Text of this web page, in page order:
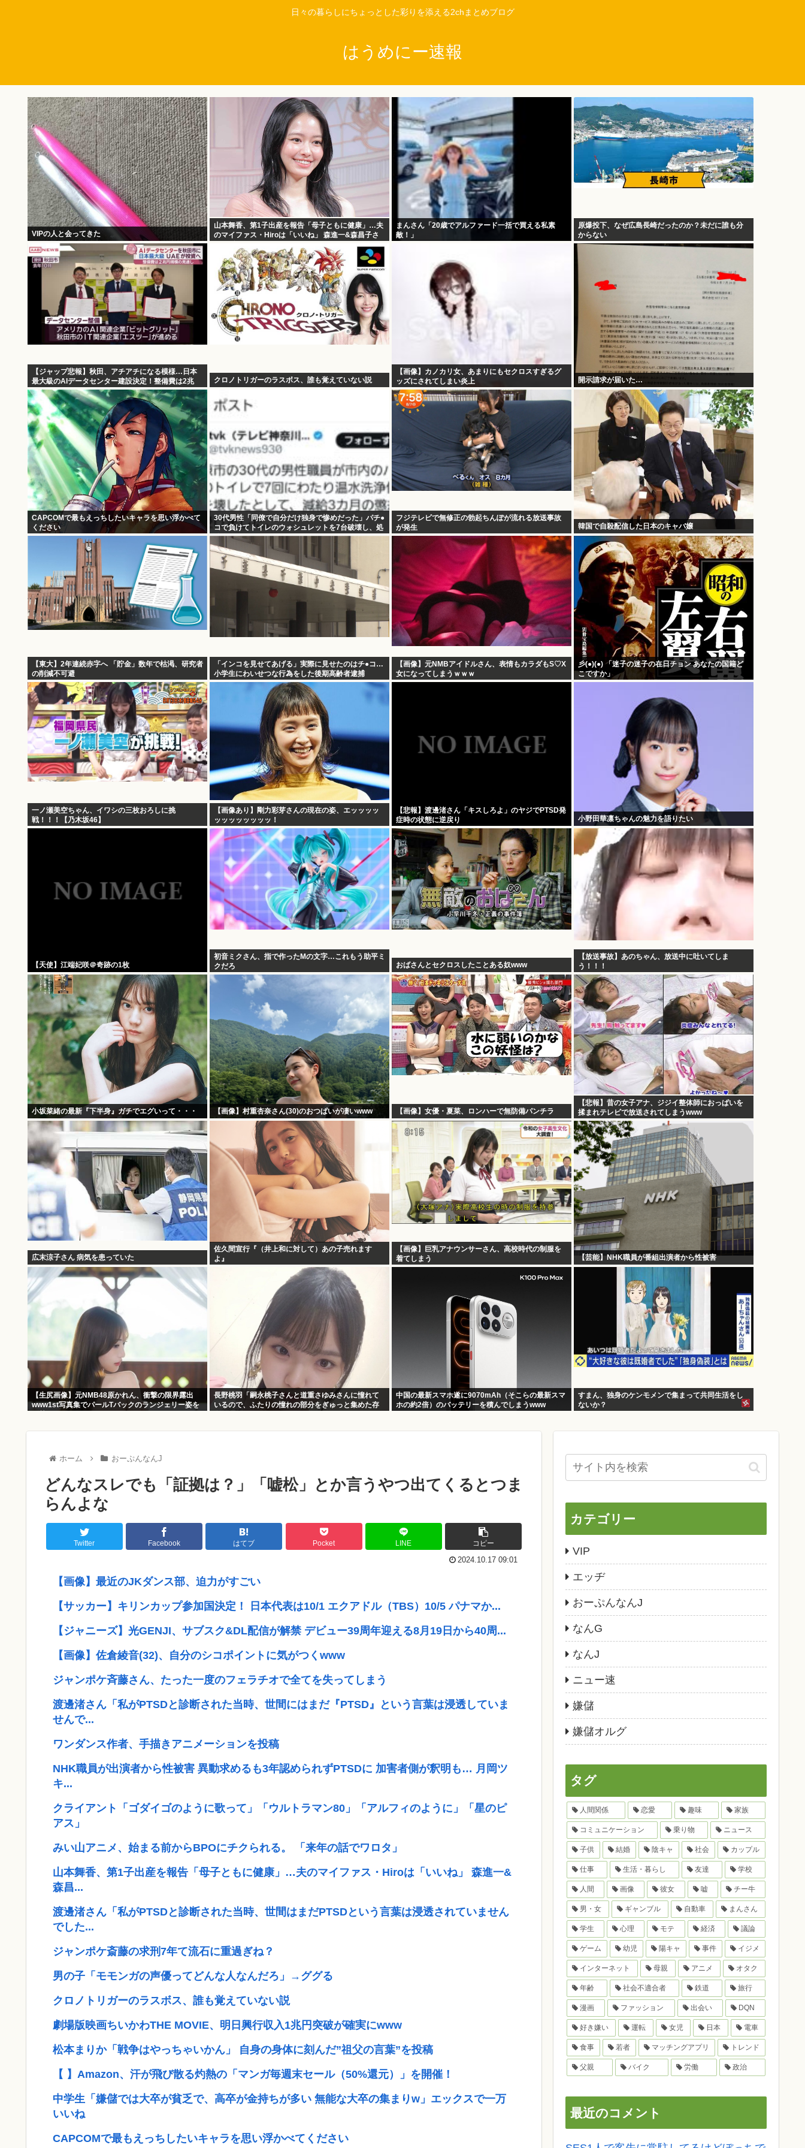
日々の暮らしにちょっとした彩りを添える2chまとめブログ
はうめにー速報
VIPの人と会ってきた
山本舞香、第1子出産を報告「母子ともに健康」…夫
のマイファス・Hiroは「いいね」 森進一&森昌子さ
まんさん「20歳でアルファード一括で買える私素
敵！」
原爆投下、なぜ広島長崎だったのか？未だに誰も分
からない
【ジャップ悲報】秋田、アチアチになる模様…日本
最大級のAIデータセンター建設決定！整備費は2兆
円！
クロノトリガーのラスボス、誰も覚えていない説
【画像】カノカリ女、あまりにもセクロスすぎるグ
ッズにされてしまい炎上
wxwxwxwxwxwxwxwxxxwx
開示請求が届いた…
CAPCOMで最もえっちしたいキャラを思い浮かべて
ください
30代男性「同僚で自分だけ独身で惨めだった」パチ●
コで負けてトイレのウォシュレットを7台破壊し、処
分
フジテレビで無修正の勃起ちんぽが流れる放送事故
が発生
韓国で自殺配信した日本のキャバ嬢
【東大】2年連続赤字へ 「貯金」数年で枯渇、研究者
の削減不可避
「インコを見せてあげる」実際に見せたのはチ●コ…
小学生にわいせつな行為をした後期高齢者逮捕
【画像】元NMBアイドルさん、表情もカラダもS♡X
女になってしまうｗｗｗ
彡(●)(●) 「迷子の迷子の在日チョン あなたの国籍ど
こですか」
一ノ瀬美空ちゃん、イワシの三枚おろしに挑
戦！！！【乃木坂46】
【画像あり】剛力彩芽さんの現在の姿、エッッッッ
ッッッッッッッッ！
【悲報】渡邊渚さん「キスしろよ」のヤジでPTSD発
症時の状態に逆戻り
小野田華凛ちゃんの魅力を語りたい
【天使】江端妃咲＠奇跡の1枚
初音ミクさん、指で作ったMの文字…これもう助平ミ
クだろ
おばさんとセクロスしたことある奴www
【放送事故】あのちゃん、放送中に吐いてしま
う！！！
小坂菜緒の最新『下半身』ガチでエグいって・・・ 【画像】村重杏奈さん(30)のおつぱいが凄いwww 【画像】女優・夏菜、ロンハーで無防備パンチラ
【悲報】昔の女子アナ、ジジイ整体師におっぱいを
揉まれテレビで放送されてしまうwww
広末涼子さん 病気を患っていた
佐久間宣行『（井上和に対して）あの子売れます
よ』
【画像】巨乳アナウンサーさん、高校時代の制服を
着てしまう
【芸能】NHK職員が番組出演者から性被害
【生尻画像】元NMB48原かれん、衝撃の限界露出
www1st写真集でパールTバックのランジェリー姿を
長野桃羽「嗣永桃子さんと道重さゆみさんに憧れて
いるので、ふたりの憧れの部分をぎゅっと集めた存
中国の最新スマホ遂に9070mAh（そこらの最新スマ
ホの約2倍）のバッテリーを積んでしまうwww
すまん、独身のケンモメンで集まって共同生活をし
ないか？
ホーム おーぷんなんJ
どんなスレでも「証拠は？」「嘘松」とか言うやつ出てくるとつま
らんよな
Twitter Facebook はてブ Pocket LINE コピー
2024.10.17 09:01
【画像】最近のJKダンス部、迫力がすごい
【サッカー】キリンカップ参加国決定！ 日本代表は10/1 エクアドル（TBS）10/5 パナマか...
【ジャニーズ】光GENJI、サブスク&DL配信が解禁 デビュー39周年迎える8月19日から40周...
【画像】佐倉綾音(32)、自分のシコポイントに気がつくwww
ジャンポケ斉藤さん、たった一度のフェラチオで全てを失ってしまう
渡邊渚さん「私がPTSDと診断された当時、世間にはまだ『PTSD』という言葉は浸透していま
せんで...
ワンダンス作者、手描きアニメーションを投稿
NHK職員が出演者から性被害 異動求めるも3年認められずPTSDに 加害者側が釈明も… 月岡ツ
キ...
クライアント「ゴダイゴのように歌って」「ウルトラマン80」「アルフィのように」「星のピ
アス」
みい山アニメ、始まる前からBPOにチクられる。 「来年の話でワロタ」
山本舞香、第1子出産を報告「母子ともに健康」…夫のマイファス・Hiroは「いいね」 森進一&
森昌...
渡邊渚さん「私がPTSDと診断された当時、世間はまだPTSDという言葉は浸透されていません
でした...
ジャンポケ斎藤の求刑7年て流石に重過ぎね？
男の子「モモンガの声優ってどんな人なんだろ」→ググる
クロノトリガーのラスボス、誰も覚えていない説
劇場版映画ちいかわTHE MOVIE、明日興行収入1兆円突破が確実にwww
松本まりか「戦争はやっちゃいかん」 自身の身体に刻んだ”祖父の言葉”を投稿
【 】Amazon、汗が飛び散る灼熱の「マンガ毎週末セール（50%還元）」を開催！
中学生「嫌儲では大卒が貧乏で、高卒が金持ちが多い 無能な大卒の集まりw」エックスで一万
いいね
CAPCOMで最もえっちしたいキャラを思い浮かべてください
カテゴリー
VIP
エッヂ
おーぷんなんJ
なんG
なんJ
ニュー速
嫌儲
嫌儲オルグ
タグ
人間関係 恋愛 趣味 家族
コミュニケーション 乗り物 ニュース
子供 結婚 陰キャ 社会 カップル
仕事 生活・暮らし 友達 学校
人間 画像 彼女 嘘 チー牛
男・女 ギャンブル 自動車 まんさん
学生 心理 モテ 経済 議論
ゲーム 幼児 陽キャ 事件 イジメ
インターネット 母親 アニメ オタク
年齢 社会不適合者 鉄道 旅行
漫画 ファッション 出会い DQN
好き嫌い 運転 女児 日本 電車
食事 若者 マッチングアプリ トレンド
父親 バイク 労働 政治
最近のコメント